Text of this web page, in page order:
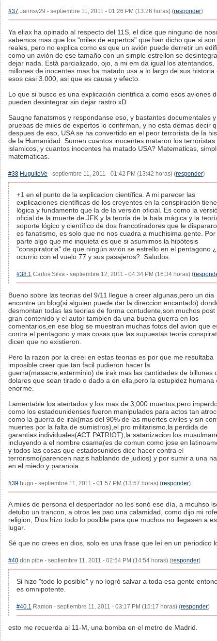
#37 Jannsv29 - septiembre 11, 2011 - 01:26 PM (13:26 horas) (responder)
Ya eliax ha opinado al respecto del 11S, el dice que ninguno de
sabemos mas que los "miles de expertos" que han dicho que si son
reales, pero no explica como es que un avión puede derretir un
como un avión de ese tamaño con un simple estrellon se
dejar nada. Está parcializado, ojo, a mi em da igual los atentandos,
millones de inocentes mas ha matado usa a lo largo de sus historia
esos casi 3.000, asi que es causa y efecto.
Lo que si busco es una explicación cientifica a como esos aviones
pueden desintegrar sin dejar rastro xD
Sauqne fanatsmos y respondanse eso, y bastantes documentales y
pruebas de miles de expertos lo confirman, y no esta demas decir
despues de eso, USA se ha convertido en el peor terrorista de la
de la Humanidad. Sumen cuantos inocentes mataron los terroristas
islamicos, y cuantos inocentes ha matado USA? Matematicas,
matematicas.
#38 HuguitoVe - septiembre 11, 2011 - 01:42 PM (13:42 horas) (responder)
+1 en el punto de la explicacion científica. A mi parecer las
explicaciones científicas de los creyentes en la conspiración
lógica y fundamento que la de la versión oficial. Es como la
oficial de la muerte de JFK y la teoría de la bala mágica y la
soporte lógico y científico de dos francotiradores que le
es fanatismo, es solo que no nos cuadra a muchisima gente.
parte algo que me inquieta es que si asumimos la hipótesis
"conspiratoria" de que ningún avión se estrello en el pentagono
ocurrio con el vuelo 77 y sus pasajeros?. Saludos.
#38.1 Carlos Silva - septiembre 12, 2011 - 04:34 PM (16:34 horas) (
Bueno sobre las teorias del 9/11 llegue a creer algunas,pero un dia
encontre un blog(si alguien puede dar la direccion encantado)
desmontan todas las teorias de forma contudente,son muchos post
gran contenido y el autor tambien da una buena guerra en los
comentarios,en ese blog se muestran muchas fotos del avion que
contra el pentagono y mas cosas que las supuestas teoria
dicen que no existieron.
Pero la razon por la creei en estas teorias es por que me resultaba
imposible creer que tan facil pudieron hacer la
guerra(masacre,exterminio) de irak mas las cantidades de billones
dolares que sean tirado o dado a en ella,pero la estupidez humana
enorme.
Lamentable los atentados y los mas de 3,000 muertos,pero
como los estadounidenses fueron manipulados para actos tan
como la guerra de irak(mas del 90% de las muertes civiles y sin
muertes por la falta de sumistros),el pro militarismo,la perdida de
garantias individuales(ACT PATRIOT),la satanizacion los
incluyendo a el nombre osama(es de comun como jose en
y todos las cosas que estadosunidos dice hacer contra el
terrorismo(parencen nazis hablando de judios) y por sumir a una
en el miedo y paranoia.
#39 hugo - septiembre 11, 2011 - 01:57 PM (13:57 horas) (responder)
A miles de persona el despertador no les sonó ese día, a mcuhso
detubo un trancon, a otros les pao una calamidad, como dijo mi
religion, Dios hizo todo lo posible para que muchos no llegasen a
lugar.
Sé que no crees en dios, solo es una frase que leí en un periodico
#40 don pibe - septiembre 11, 2011 - 02:54 PM (14:54 horas) (responder)
Si hizo "todo lo posible" y no logró salvar a toda esa gente
es omnipotente.
#40.1 Ramon - septiembre 11, 2011 - 03:17 PM (15:17 horas) (responder)
esto me recuerda al 11-M, una bomba en el metro de Madrid.